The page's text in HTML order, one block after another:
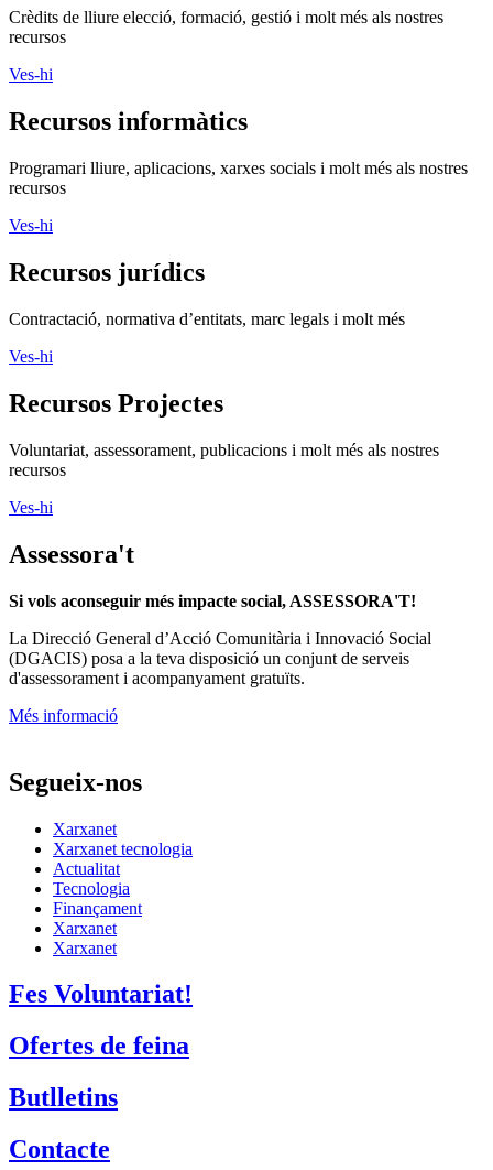
Crèdits de lliure elecció, formació, gestió i molt més als nostres
recursos
Ves-hi
Recursos informàtics
Programari lliure, aplicacions, xarxes socials i molt més als nostres
recursos
Ves-hi
Recursos jurídics
Contractació, normativa d’entitats, marc legals i molt més
Ves-hi
Recursos Projectes
Voluntariat, assessorament, publicacions i molt més als nostres
recursos
Ves-hi
Assessora't
Si vols aconseguir més impacte social, ASSESSORA'T!
La Direcció General d’Acció Comunitària i Innovació Social
(DGACIS) posa a la teva disposició un conjunt de serveis
d'assessorament i acompanyament gratuïts.
Més informació
Segueix-nos
Xarxanet
Xarxanet tecnologia
Actualitat
Tecnologia
Finançament
Xarxanet
Xarxanet
Fes Voluntariat!
Ofertes de feina
Butlletins
Contacte